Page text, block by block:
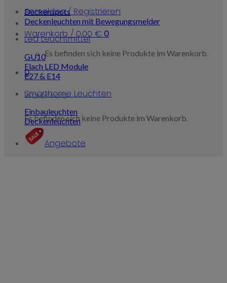
Anmelden / Registrieren
Warenkorb / 0,00 € 0
Es befinden sich keine Produkte im Warenkorb.
0
Warenkorb
Es befinden sich keine Produkte im Warenkorb.
Deckenspots
Deckenleuchten mit Bewegungsmelder
Led Leuchtmittel
GU10
Flach LED Module
E27 & E14
Smarthome Leuchten
Einbauleuchten
Deckenleuchten
Angebote